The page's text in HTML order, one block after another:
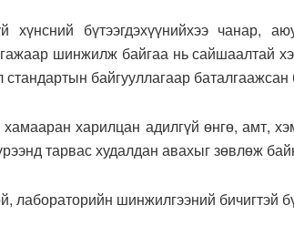
хүнсний бүтээгдэхүүнийхээ чанар,
шинжилж байгаа нь сайшаалтай
стандартын байгууллагаар
харилцан адилгүй өнгө, амт,
тарвас худалдан авахыг зөвлөж
лабораторийн шинжилгээний бичигтэй